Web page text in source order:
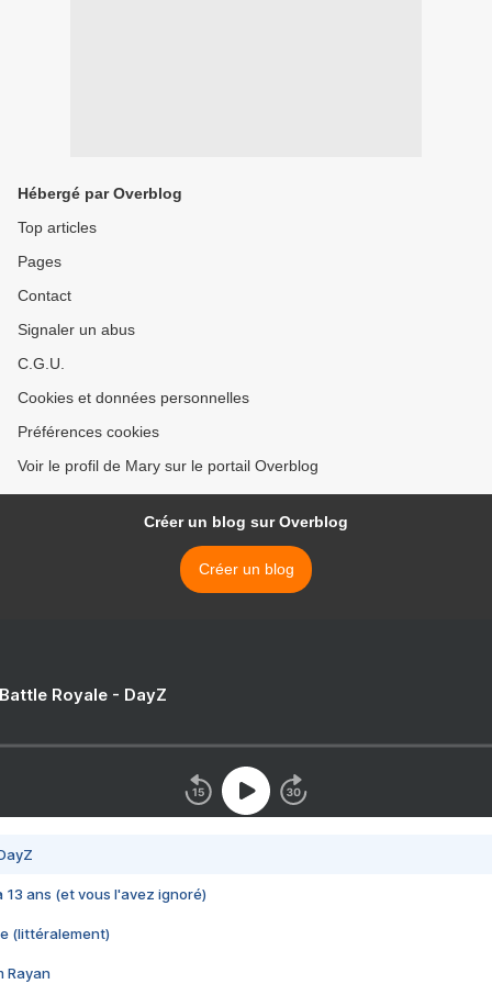
Hébergé par Overblog
Top articles
Pages
Contact
Signaler un abus
C.G.U.
Cookies et données personnelles
Préférences cookies
Voir le profil de Mary sur le portail Overblog
Créer un blog sur Overblog
Créer un blog
Royale - DayZ
13 ans (et vous l'avez ignoré)
(littéralement)
Rayan